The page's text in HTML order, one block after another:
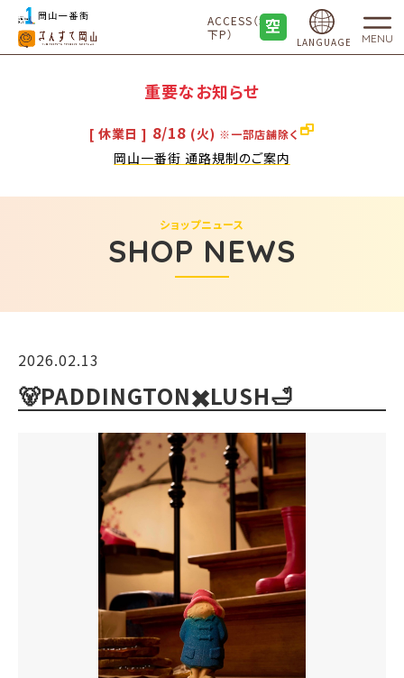
ACCESS（地
下P）
LANGUAGE MENU
重要なお知らせ
[ 休業日 ] 8/18 (火) ※一部店舗除く
岡山一番街 通路規制のご案内
SHOP NEWS
ショップニュース
2026.02.13
🐻PADDINGTON✖️LUSH🛁